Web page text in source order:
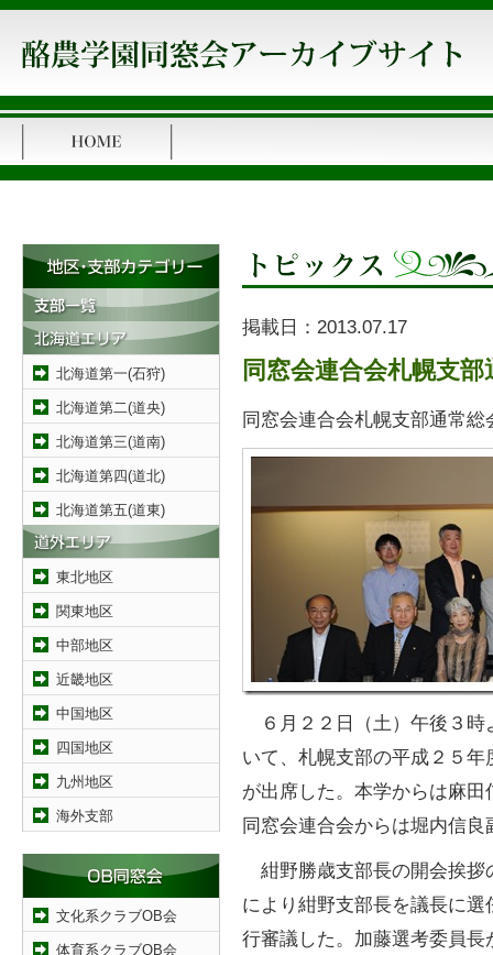
北海道第一(石狩)
北海道第二(道央)
北海道第三(道南)
北海道第四(道北)
北海道第五(道東)
東北地区
関東地区
中部地区
近畿地区
中国地区
四国地区
九州地区
海外支部
文化系クラブOB会
体育系クラブOB会
掲載日： 2013.07.17
同窓会連合会札幌支
同窓会連合会札幌支部通常総
６月２２日（土）午後３時
いて、札幌支部の平成２５
が出席した。本学からは麻
同窓会連合会からは堀内信
紺野勝歳支部長の開会挨拶
により紺野支部長を議長に
行審議した。加藤選考委員